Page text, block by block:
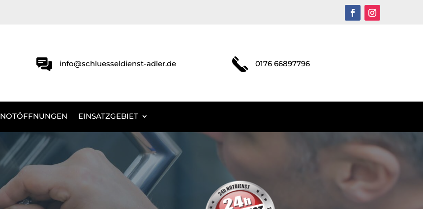
info@schluesseldienst-adler.de 0176 66897796
NOTÖFFNUNGEN EINSATZGEBIET